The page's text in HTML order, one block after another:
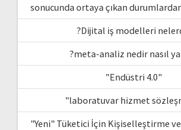
sonucunda ortaya çıkan
?Dijital iş modelleri
?meta-analiz nedir nasıl
"Endüstri 4.0"
"laboratuvar hizmet
"Yeni" Tüketici İçin Kişiselleştirme